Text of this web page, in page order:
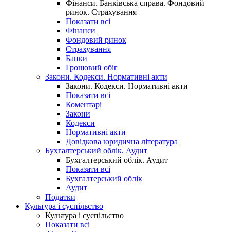
Фінанси. Банківська справа. Фондовий
ринок. Страхування
Показати всі
Фінанси
Фондовий ринок
Страхування
Банки
Грошовий обіг
Закони. Кодекси. Нормативні акти
Закони. Кодекси. Нормативні акти
Показати всі
Коментарі
Закони
Кодекси
Нормативні акти
Довідкова юридична література
Бухгалтерський облік. Аудит
Бухгалтерський облік. Аудит
Показати всі
Бухгалтерський облік
Аудит
Податки
Культура і суспільство
Культура і суспільство
Показати всі